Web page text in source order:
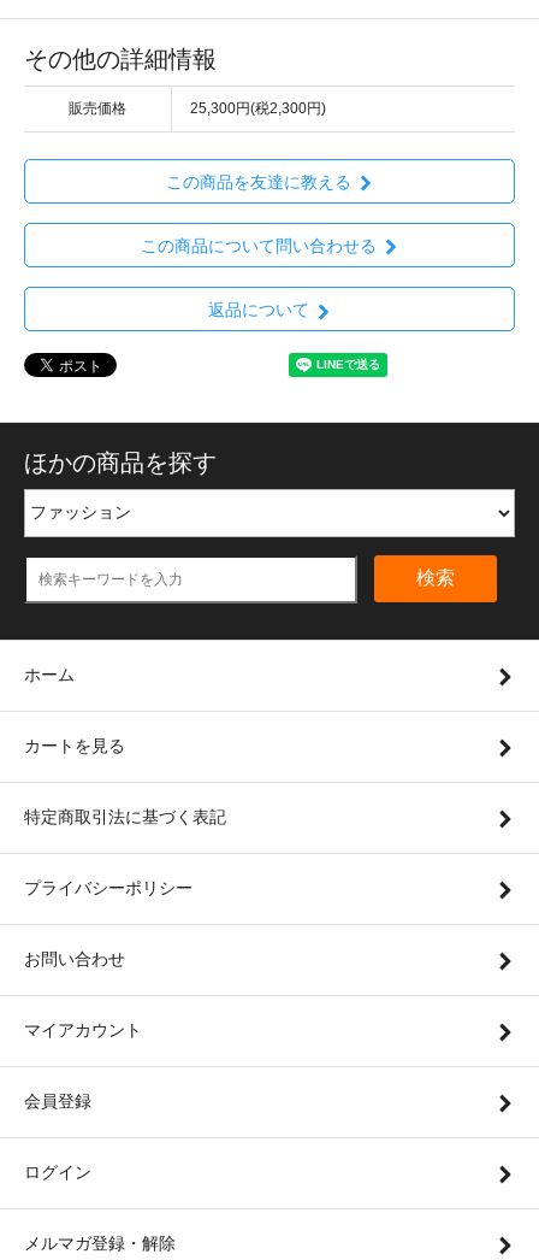
その他の詳細情報
販売価格 25,300円(税2,300円)
この商品を友達に教える
この商品について問い合わせる
返品について
ほかの商品を探す
検索
ホーム
カートを見る
特定商取引法に基づく表記
プライバシーポリシー
お問い合わせ
マイアカウント
会員登録
ログイン
メルマガ登録・解除